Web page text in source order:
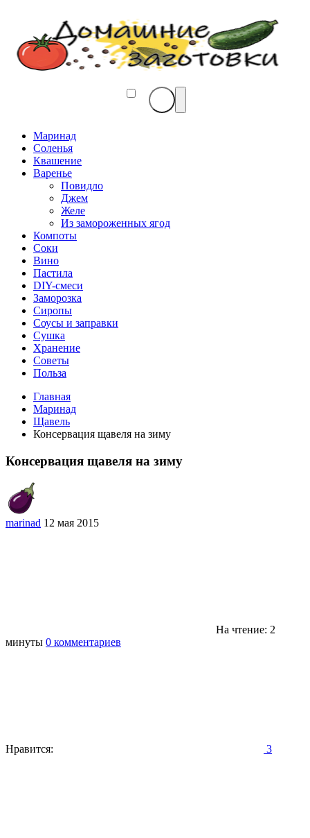
Маринад
Соленья
Квашение
Варенье
Повидло
Джем
Желе
Из замороженных ягод
Компоты
Соки
Вино
Пастила
DIY-смеси
Заморозка
Сиропы
Соусы и заправки
Сушка
Хранение
Советы
Польза
Главная
Маринад
Щавель
Консервация щавеля на зиму
Консервация щавеля на зиму
marinad 12 мая 2015
На чтение: 2
минуты 0 комментариев
Нравится: 3